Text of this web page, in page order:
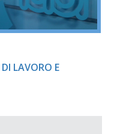
LAVORO E